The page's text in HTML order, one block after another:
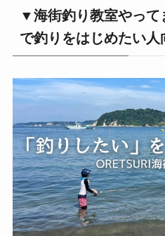
▼海街釣り教室やって
で釣りをはじめたい人